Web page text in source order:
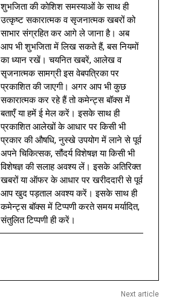
शुभजिता की कोशिश समस्याओं के साथ ही
उत्कृष्ट सकारात्मक व सृजनात्मक खबरों को
साभार संग्रहित कर आगे ले जाना है। अब
आप भी शुभजिता में लिख सकते हैं, बस नियमों
का ध्यान रखें। चयनित खबरें, आलेख व
सृजनात्मक सामग्री इस वेबपत्रिका पर
प्रकाशित की जाएगी। अगर आप भी कुछ
सकारात्मक कर रहे हैं तो कमेन्ट्स बॉक्स में
बताएँ या हमें ई मेल करें। इसके साथ ही
प्रकाशित आलेखों के आधार पर किसी भी
प्रकार की औषधि, नुस्खे उपयोग में लाने से पूर्व
अपने चिकित्सक, सौंदर्य विशेषज्ञ या किसी भी
विशेषज्ञ की सलाह अवश्य लें। इसके अतिरिक्त
खबरों या ऑफर के आधार पर खरीददारी से पूर्व
आप खुद पड़ताल अवश्य करें। इसके साथ ही
कमेन्ट्स बॉक्स में टिप्पणी करते समय मर्यादित,
संतुलित टिप्पणी ही करें।
Next article